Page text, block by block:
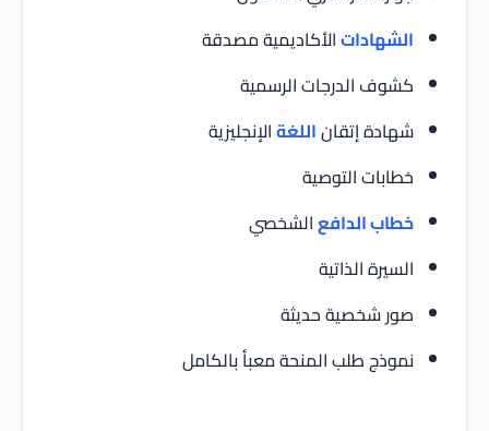
الشهاداتالأكاديمية مصدقة
كشوف الدرجات الرسمية
شهادة إتقاناللغةالإنجليزية
خطابات التوصية
خطاب الدافعالشخصي
السيرة الذاتية
صور شخصية حديثة
نموذج طلب المنحة معبأ بالكامل